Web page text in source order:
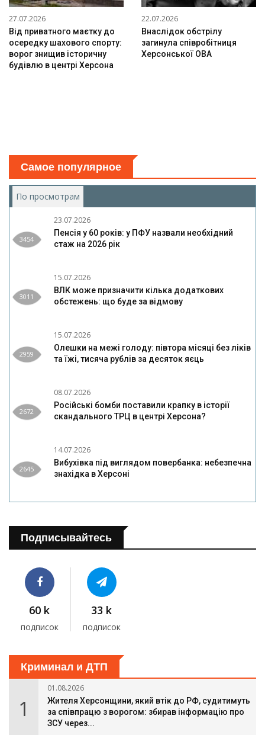
27.07.2026
Від приватного маєтку до
осередку шахового спорту:
ворог знищив історичну
будівлю в центрі Херсона
22.07.2026
Внаслідок обстрілу
загинула співробітниця
Херсонської ОВА
Самое популярное
По просмотрам
3454
23.07.2026
Пенсія у 60 років: у ПФУ назвали необхідний
стаж на 2026 рік
3011
15.07.2026
ВЛК може призначити кілька додаткових
обстежень: що буде за відмову
2959
15.07.2026
Олешки на межі голоду: півтора місяці без ліків
та їжі, тисяча рублів за десяток яєць
2672
08.07.2026
Російські бомби поставили крапку в історії
скандального ТРЦ в центрі Херсона?
2645
14.07.2026
Вибухівка під виглядом повербанка: небезпечна
знахідка в Херсоні
Подписывайтесь
60 k
подписок
33 k
подписок
Криминал и ДТП
1
01.08.2026
Жителя Херсонщини, який втік до РФ, судитимуть
за співпрацю з ворогом: збирав інформацію про
ЗСУ через...